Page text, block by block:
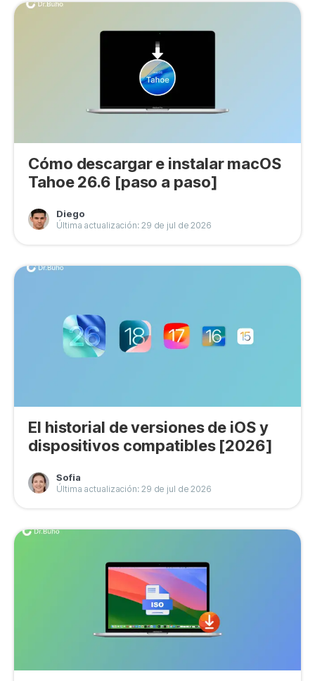
Cómo descargar e instalar macOS
Tahoe 26.6 [paso a paso]
Diego
Última actualización: 29 de jul de 2026
El historial de versiones de iOS y
dispositivos compatibles [2026]
Sofia
Última actualización: 29 de jul de 2026